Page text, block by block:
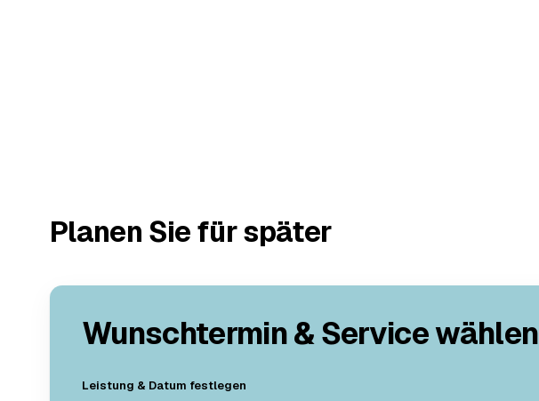
Planen Sie für später
Wunschtermin & Service wählen
Leistung & Datum festlegen